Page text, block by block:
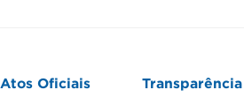
Atos Oficiais Transparência